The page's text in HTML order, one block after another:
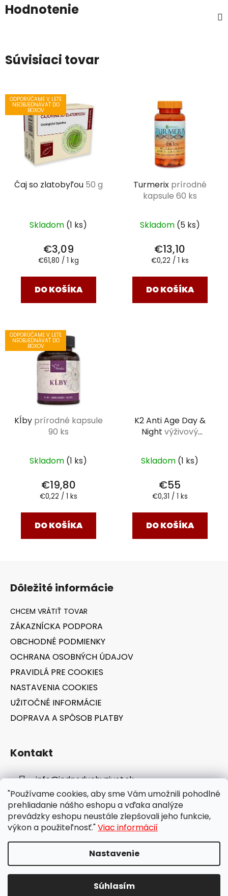
"Používame cookies, aby sme Vám umožnili pohodlné
prehliadanie nášho eshopu a vďaka analýze
prevádzky eshopu neustále zlepšovali jeho funkcie,
výkon a použiteľnosť."Viac informácií
Nastavenie
Súhlasím
Hodnotenie
Súvisiaci tovar
ODPORÚČAME V LETE
NEOBJEDNÁVAŤ DO
BOXOV
Čaj so zlatobyľou 50 g
Skladom (1 ks)
€3,09
Jednotková
€61,80 / 1 kg
DO KOŠÍKA
Turmerix prírodné
kapsule 60 ks
Skladom (5 ks)
€13,10
Jednotková
€0,22 / 1 ks
DO KOŠÍKA
ODPORÚČAME V LETE
NEOBJEDNÁVAŤ DO
BOXOV
Kĺby prírodné kapsule
90 ks
Skladom (1 ks)
€19,80
Jednotková
€0,22 / 1 ks
DO KOŠÍKA
K2 Anti Age Day &
Night výživový
Skladom (1 ks)
€55
Jednotková
€0,31 / 1 ks
DO KOŠÍKA
Dôležité informácie
ZÁKAZNÍCKA PODPORA
OBCHODNÉ PODMIENKY
OCHRANA OSOBNÝCH ÚDAJOV
PRAVIDLÁ PRE COOKIES
NASTAVENIA COOKIES
UŽITOČNÉ INFORMÁCIE
DOPRAVA A SPÔSOB PLATBY
Kontakt
info@jednoduchyzivot.sk
E-shop: 0948 647 767
Vytvoril Shoptet
jednoduchyzivot.sk